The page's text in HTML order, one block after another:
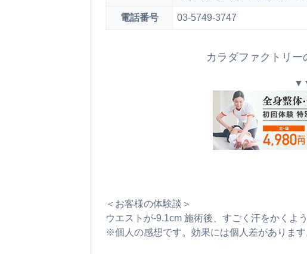
電話番号 03-5749-3747
カラダファクトリー
＜お客様の体験談＞
ウエストが-9.1cm 施術後、すごく汗をかくよ
※個人の感想です。効果には個人差があります